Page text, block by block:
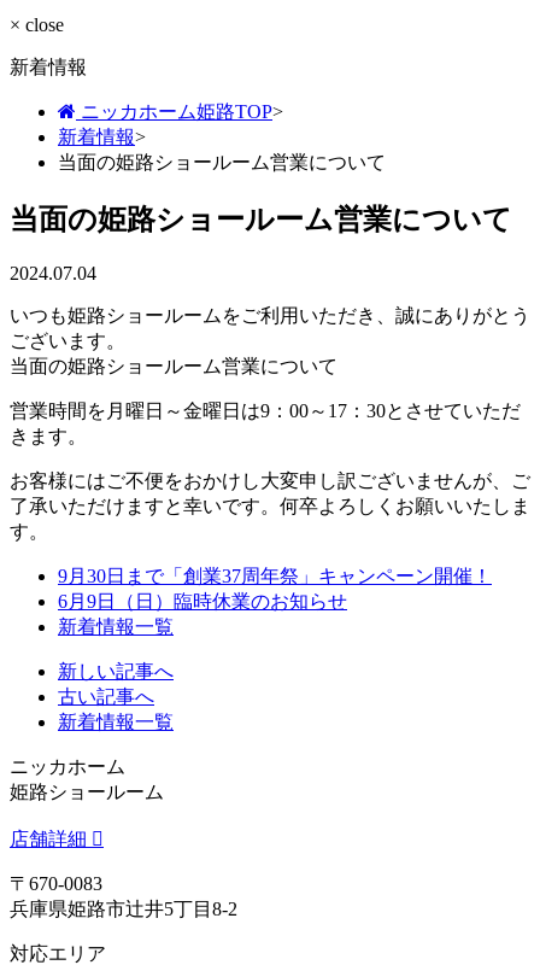
× close
新着情報
ニッカホーム姫路TOP>
新着情報>
当面の姫路ショールーム営業について
当面の姫路ショールーム営業について
2024.07.04
いつも姫路ショールームをご利用いただき、誠にありがとう
ございます。
当面の姫路ショールーム営業について
営業時間を月曜日～金曜日は9：00～17：30とさせていただ
きます。
お客様にはご不便をおかけし大変申し訳ございませんが、ご
了承いただけますと幸いです。何卒よろしくお願いいたしま
す。
9月30日まで「創業37周年祭」キャンペーン開催！
6月9日（日）臨時休業のお知らせ
新着情報一覧
新しい記事へ
古い記事へ
新着情報一覧
ニッカホーム
姫路ショールーム
店舗詳細
〒670-0083
兵庫県姫路市辻井5丁目8-2
対応エリア